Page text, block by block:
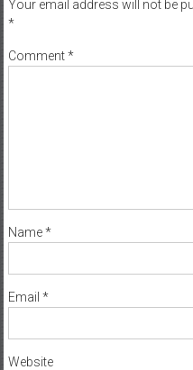
Your email address will not be
*
Comment*
Name*
Email *
Website